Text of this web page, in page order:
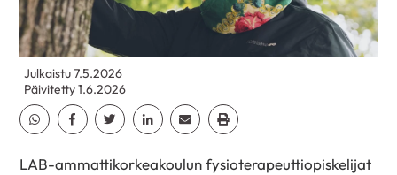
Julkaistu 7.5.2026
Päivitetty 1.6.2026
Jaa Whatsapp
Jaa Facebook
Jaa TwitterJaa Linkedin
Jaa EmailJaa Print
LAB-ammattikorkeakoulun fysioterapeuttiopiskelijat